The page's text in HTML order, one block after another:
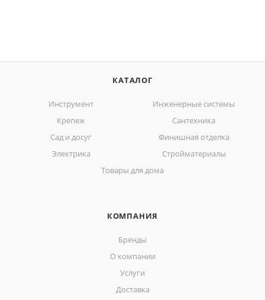
КАТАЛОГ
Инструмент
Инженерные системы
Крепеж
Сантехника
Сад и досуг
Финишная отделка
Электрика
Стройматериалы
Товары для дома
КОМПАНИЯ
Бренды
О компании
Услуги
Доставка